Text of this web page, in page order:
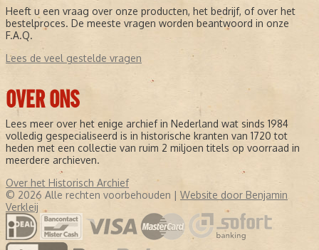
Heeft u een vraag over onze producten, het bedrijf, of over het
bestelproces. De meeste vragen worden beantwoord in onze
F.A.Q.
Lees de veel gestelde vragen
OVER ONS
Lees meer over het enige archief in Nederland wat sinds 1984
volledig gespecialiseerd is in historische kranten van 1720 tot
heden met een collectie van ruim 2 miljoen titels op voorraad in
meerdere archieven.
Over het Historisch Archief
© 2026 Alle rechten voorbehouden | Website door Benjamin
Verkleij